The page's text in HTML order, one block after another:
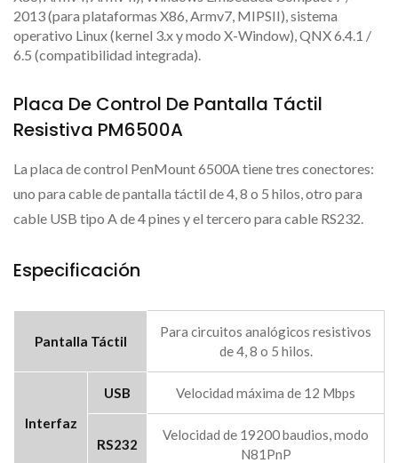
2013 (para plataformas X86, Armv7, MIPSII), sistema
operativo Linux (kernel 3.x y modo X-Window), QNX 6.4.1 /
6.5 (compatibilidad integrada).
Placa De Control De Pantalla Táctil
Resistiva PM6500A
La placa de control PenMount 6500A tiene tres conectores:
uno para cable de pantalla táctil de 4, 8 o 5 hilos, otro para
cable USB tipo A de 4 pines y el tercero para cable RS232.
Especificación
Pantalla Táctil
Para circuitos analógicos resistivos
de 4, 8 o 5 hilos.
Interfaz
USB Velocidad máxima de 12 Mbps
RS232
Velocidad de 19200 baudios, modo
N81PnP